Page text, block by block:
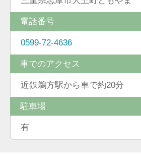
電話番号
0599-72-4636
車でのアクセス
近鉄鵜方駅から車で約20分
駐車場
有